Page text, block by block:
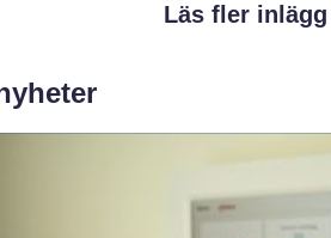
Läs fler